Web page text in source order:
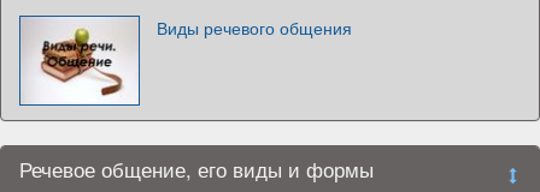
Виды речевого общения
Речевое общение, его виды и формы